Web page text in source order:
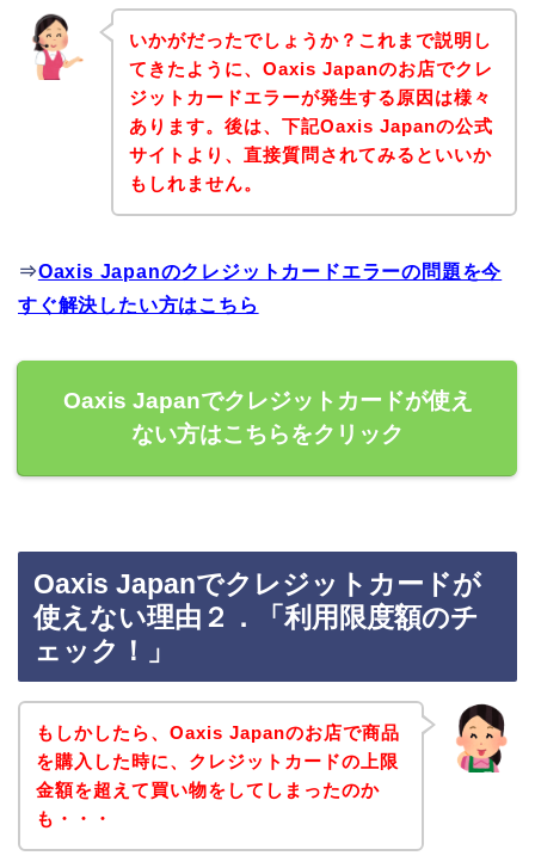
いかがだったでしょうか？これまで説明し
てきたように、Oaxis Japanのお店でクレ
ジットカードエラーが発生する原因は様々
あります。後は、下記Oaxis Japanの公式
サイトより、直接質問されてみるといいか
もしれません。
⇒Oaxis Japanのクレジットカードエラーの問題を今
すぐ解決したい方はこちら
Oaxis Japanでクレジットカードが使え
ない方はこちらをクリック
Oaxis Japanでクレジットカードが
使えない理由２．「利用限度額のチ
ェック！」
もしかしたら、Oaxis Japanのお店で商品
を購入した時に、クレジットカードの上限
金額を超えて買い物をしてしまったのか
も・・・